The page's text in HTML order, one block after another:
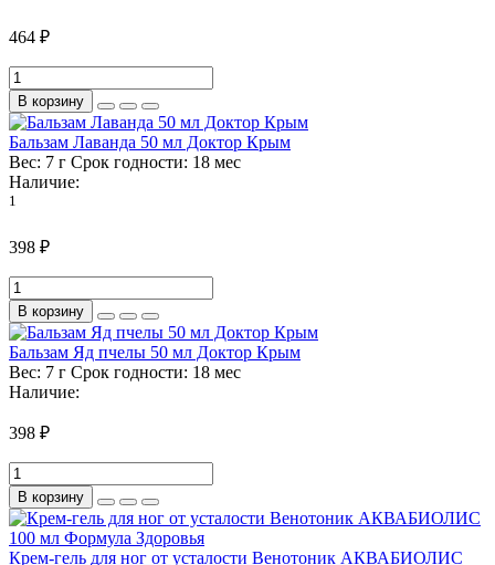
464 ₽
В корзину
Бальзам Лаванда 50 мл Доктор Крым
Вес: 7 г Срок годности: 18 мес
Наличие:
1
398 ₽
В корзину
Бальзам Яд пчелы 50 мл Доктор Крым
Вес: 7 г Срок годности: 18 мес
Наличие:
398 ₽
В корзину
Крем-гель для ног от усталости Венотоник АКВАБИОЛИС